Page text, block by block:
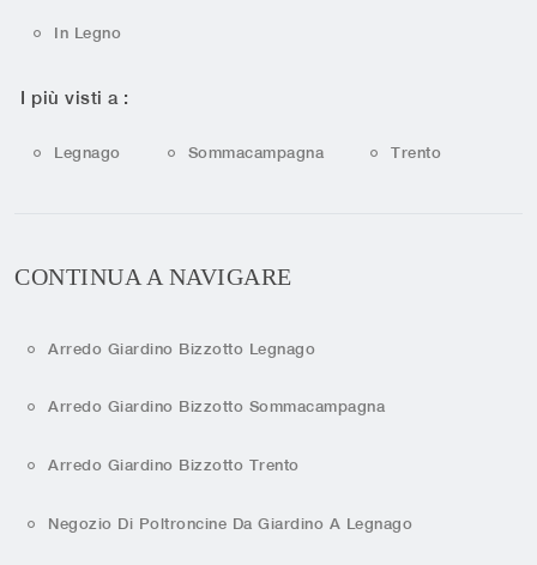
In Legno
I più visti a :
Legnago Sommacampagna Trento
CONTINUA A NAVIGARE
Arredo Giardino Bizzotto Legnago
Arredo Giardino Bizzotto Sommacampagna
Arredo Giardino Bizzotto Trento
Negozio Di Poltroncine Da Giardino A Legnago